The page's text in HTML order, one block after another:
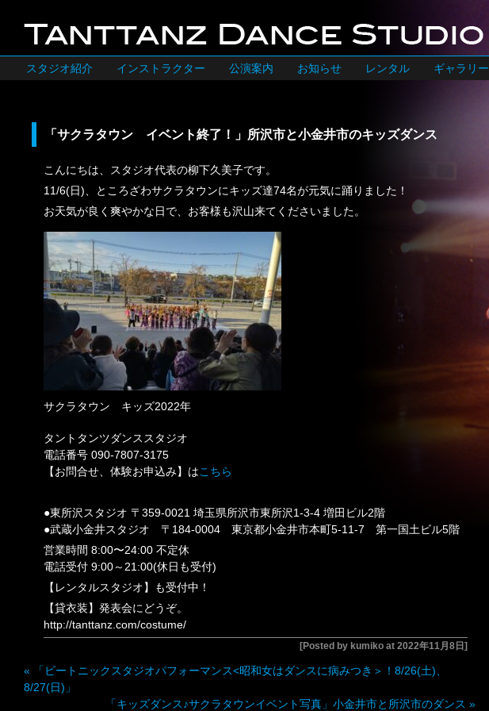
スタジオ紹介 インストラクター 公演案内 お知らせ レンタル ギャラリー
「サクラタウン イベント終了！」所沢市と小金井市のキッズダンス
こんにちは、スタジオ代表の柳下久美子です。
11/6(日)、ところざわサクラタウンにキッズ達74名が元気に踊りました！
お天気が良く爽やかな日で、お客様も沢山来てくださいました。
サクラタウン キッズ2022年
タントタンツダンススタジオ
電話番号 090-7807-3175
【お問合せ、体験お申込み】はこちら
●東所沢スタジオ 〒359-0021 埼玉県所沢市東所沢1-3-4 増田ビル2階
●武蔵小金井スタジオ 〒184-0004 東京都小金井市本町5-11-7 第一国土ビル5階
営業時間 8:00〜24:00 不定休
電話受付 9:00～21:00(休日も受付)
【レンタルスタジオ】も受付中！
【貸衣装】発表会にどうぞ。
http://tanttanz.com/costume/
[Posted by kumiko at 2022年11月8日]
«
「ビートニックスタジオパフォーマンス<昭和女はダンスに病みつき＞！8/26(土)、
8/27(日)」
「キッズダンス♪サクラタウンイベント写真」小金井市と所沢市のダンス »